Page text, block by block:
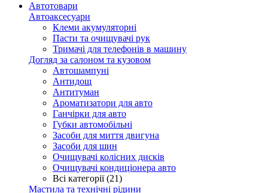
Автотовари
Автоаксесуари
Клеми акумуляторні
Пасти та очищувачі рук
Тримачі для телефонів в машину
Догляд за салоном та кузовом
Автошампуні
Антидощ
Антитуман
Ароматизатори для авто
Ганчірки для авто
Губки автомобільні
Засоби для миття двигуна
Засоби для шин
Очищувачі колісних дисків
Очищувачі кондиціонера авто
Всі категорії (21)
Мастила та технічні рідини